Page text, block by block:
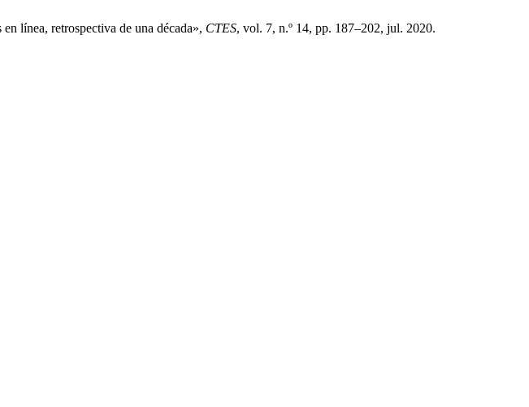
línea, retrospectiva de una década», CTES, vol. 7, n.º 14, pp. 187–202, jul. 2020.